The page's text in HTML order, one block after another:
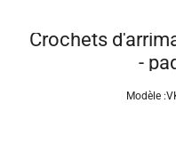
Crochets
-
Modèle :